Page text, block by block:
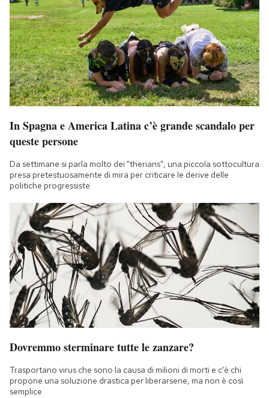
In Spagna e America Latina c’è grande scandalo per
queste persone
Da settimane si parla molto dei "therians", una piccola sottocultura
presa pretestuosamente di mira per criticare le derive delle
politiche progressiste
Dovremmo sterminare tutte le zanzare?
Trasportano virus che sono la causa di milioni di morti e c'è chi
propone una soluzione drastica per liberarsene, ma non è così
semplice